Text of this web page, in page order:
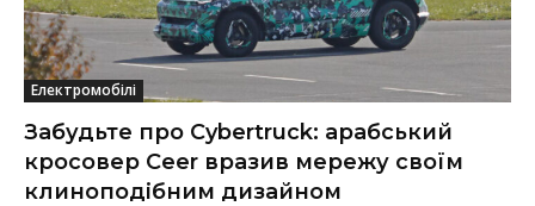
Електромобілі
Забудьте про Cybertruck: арабський
кросовер Ceer вразив мережу своїм
клиноподібним дизайном